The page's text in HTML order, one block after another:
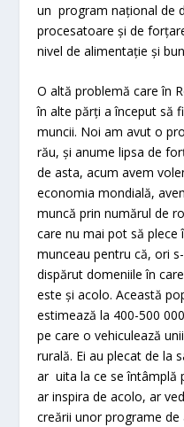
un program național de
procesatoare și de
nivel de alimentație și
O altă problemă care în
în alte părți a început să
muncii. Noi am avut o
rău, și anume lipsa de
de asta, acum avem
economia mondială,
muncă prin numărul de
care nu mai pot să
munceau pentru că, ori
dispărut domeniile în
este și acolo. Această
estimează la 400-500
pe care o vehiculează
rurală. Ei au plecat de la
ar uita la ce se întâmplă
ar inspira de acolo, ar
creării unor programe de